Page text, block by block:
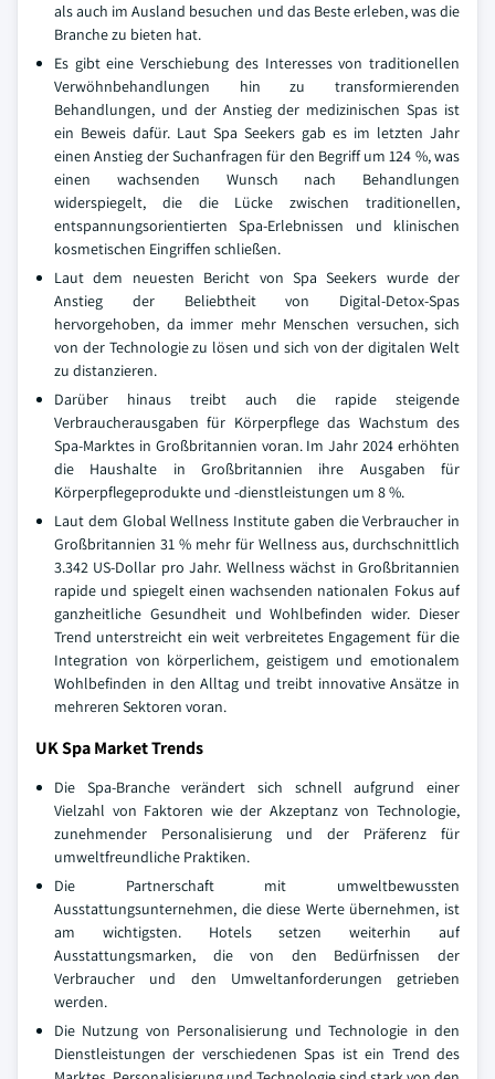
als auch im Ausland besuchen und das Beste erleben, was die
Branche zu bieten hat.
Es gibt eine Verschiebung des Interesses von traditionellen
Verwöhnbehandlungen hin zu transformierenden
Behandlungen, und der Anstieg der medizinischen Spas ist
ein Beweis dafür. Laut Spa Seekers gab es im letzten Jahr
einen Anstieg der Suchanfragen für den Begriff um 124 %, was
einen wachsenden Wunsch nach Behandlungen
widerspiegelt, die die Lücke zwischen traditionellen,
entspannungsorientierten Spa-Erlebnissen und klinischen
kosmetischen Eingriffen schließen.
Laut dem neuesten Bericht von Spa Seekers wurde der
Anstieg der Beliebtheit von Digital-Detox-Spas
hervorgehoben, da immer mehr Menschen versuchen, sich
von der Technologie zu lösen und sich von der digitalen Welt
zu distanzieren.
Darüber hinaus treibt auch die rapide steigende
Verbraucherausgaben für Körperpflege das Wachstum des
Spa-Marktes in Großbritannien voran. Im Jahr 2024 erhöhten
die Haushalte in Großbritannien ihre Ausgaben für
Körperpflegeprodukte und -dienstleistungen um 8 %.
Laut dem Global Wellness Institute gaben die Verbraucher in
Großbritannien 31 % mehr für Wellness aus, durchschnittlich
3.342 US-Dollar pro Jahr. Wellness wächst in Großbritannien
rapide und spiegelt einen wachsenden nationalen Fokus auf
ganzheitliche Gesundheit und Wohlbefinden wider. Dieser
Trend unterstreicht ein weit verbreitetes Engagement für die
Integration von körperlichem, geistigem und emotionalem
Wohlbefinden in den Alltag und treibt innovative Ansätze in
mehreren Sektoren voran.
UK Spa Market Trends
Die Spa-Branche verändert sich schnell aufgrund einer
Vielzahl von Faktoren wie der Akzeptanz von Technologie,
zunehmender Personalisierung und der Präferenz für
umweltfreundliche Praktiken.
Die Partnerschaft mit umweltbewussten
Ausstattungsunternehmen, die diese Werte übernehmen, ist
am wichtigsten. Hotels setzen weiterhin auf
Ausstattungsmarken, die von den Bedürfnissen der
Verbraucher und den Umweltanforderungen getrieben
werden.
Die Nutzung von Personalisierung und Technologie in den
Dienstleistungen der verschiedenen Spas ist ein Trend des